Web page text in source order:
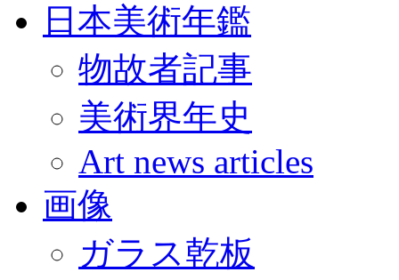
日本美術年鑑
物故者記事
美術界年史
Art news articles
画像
ガラス乾板